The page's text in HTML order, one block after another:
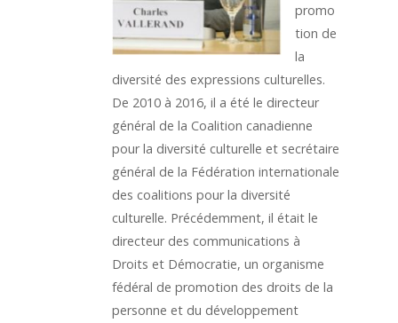
promo
tion de
la
diversité des expressions culturelles.
De 2010 à 2016, il a été le directeur
général de la Coalition canadienne
pour la diversité culturelle et secrétaire
général de la Fédération internationale
des coalitions pour la diversité
culturelle. Précédemment, il était le
directeur des communications à
Droits et Démocratie, un organisme
fédéral de promotion des droits de la
personne et du développement